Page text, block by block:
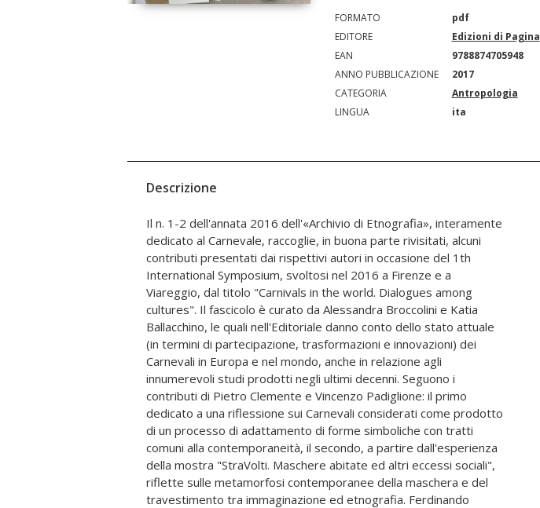
FORMATO
pdf
EDITORE
Edizioni di Pagina
EAN
9788874705948
ANNO PUBBLICAZIONE
2017
CATEGORIA
Antropologia
LINGUA
ita
Descrizione
Il n. 1-2 dell'annata 2016 dell'«Archivio di Etnografia», interamente
dedicato al Carnevale, raccoglie, in buona parte rivisitati, alcuni
contributi presentati dai rispettivi autori in occasione del 1th
International Symposium, svoltosi nel 2016 a Firenze e a
Viareggio, dal titolo "Carnivals in the world. Dialogues among
cultures". Il fascicolo è curato da Alessandra Broccolini e Katia
Ballacchino, le quali nell'Editoriale danno conto dello stato attuale
(in termini di partecipazione, trasformazioni e innovazioni) dei
Carnevali in Europa e nel mondo, anche in relazione agli
innumerevoli studi prodotti negli ultimi decenni. Seguono i
contributi di Pietro Clemente e Vincenzo Padiglione: il primo
dedicato a una riflessione sui Carnevali considerati come prodotto
di un processo di adattamento di forme simboliche con tratti
comuni alla contemporaneità, il secondo, a partire dall'esperienza
della mostra "StraVolti. Maschere abitate ed altri eccessi sociali",
riflette sulle metamorfosi contemporanee della maschera e del
travestimento tra immaginazione ed etnografia. Ferdinando
intesi quale esito di processi di "ritradizionalizzazione", fondati,
talvolta, sul potere autorevole della scrittura, mentre Sandra
Ferracuti riferisce gli esiti di una ricerca etnografica condotta sulle